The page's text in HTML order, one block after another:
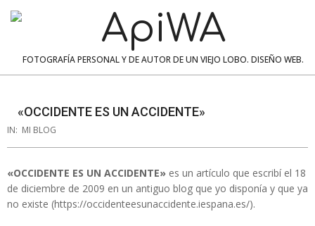
ApiWA
FOTOGRAFÍA PERSONAL Y DE AUTOR DE UN VIEJO LOBO. DISEÑO WEB.
«OCCIDENTE ES UN ACCIDENTE»
IN: MI BLOG
«OCCIDENTE ES UN ACCIDENTE» es un artículo que escribí el 18
de diciembre de 2009 en un antiguo blog que yo disponía y que ya
no existe (https://occidenteesunaccidente.iespana.es/).